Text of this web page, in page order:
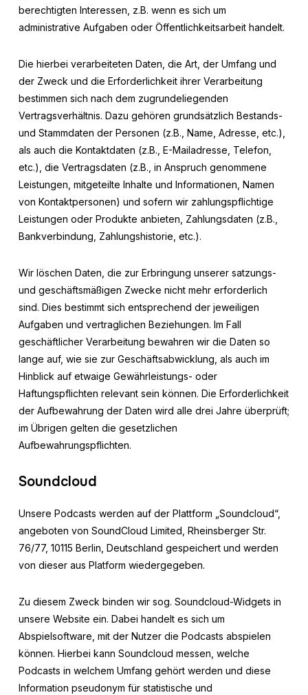
berechtigten Interessen, z.B. wenn es sich um
administrative Aufgaben oder Öffentlichkeitsarbeit handelt.
Die hierbei verarbeiteten Daten, die Art, der Umfang und
der Zweck und die Erforderlichkeit ihrer Verarbeitung
bestimmen sich nach dem zugrundeliegenden
Vertragsverhältnis. Dazu gehören grundsätzlich Bestands-
und Stammdaten der Personen (z.B., Name, Adresse, etc.),
als auch die Kontaktdaten (z.B., E-Mailadresse, Telefon,
etc.), die Vertragsdaten (z.B., in Anspruch genommene
Leistungen, mitgeteilte Inhalte und Informationen, Namen
von Kontaktpersonen) und sofern wir zahlungspflichtige
Leistungen oder Produkte anbieten, Zahlungsdaten (z.B.,
Bankverbindung, Zahlungshistorie, etc.).
Wir löschen Daten, die zur Erbringung unserer satzungs-
und geschäftsmäßigen Zwecke nicht mehr erforderlich
sind. Dies bestimmt sich entsprechend der jeweiligen
Aufgaben und vertraglichen Beziehungen. Im Fall
geschäftlicher Verarbeitung bewahren wir die Daten so
lange auf, wie sie zur Geschäftsabwicklung, als auch im
Hinblick auf etwaige Gewährleistungs- oder
Haftungspflichten relevant sein können. Die Erforderlichkeit
der Aufbewahrung der Daten wird alle drei Jahre überprüft;
im Übrigen gelten die gesetzlichen
Aufbewahrungspflichten.
Soundcloud
Unsere Podcasts werden auf der Plattform „Soundcloud“,
angeboten von SoundCloud Limited, Rheinsberger Str.
76/77, 10115 Berlin, Deutschland gespeichert und werden
von dieser aus Platform wiedergegeben.
Zu diesem Zweck binden wir sog. Soundcloud-Widgets in
unsere Website ein. Dabei handelt es sich um
Abspielsoftware, mit der Nutzer die Podcasts abspielen
können. Hierbei kann Soundcloud messen, welche
Podcasts in welchem Umfang gehört werden und diese
Information pseudonym für statistische und